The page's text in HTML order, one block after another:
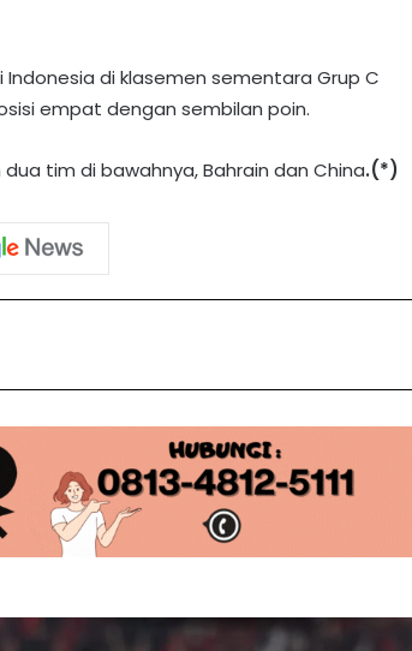
di klasemen sementara Grup C
empat dengan sembilan poin.
tim di bawahnya, Bahrain dan China.(*)
Megawati ‘Megatron’
Palestina di Pesta Juara Barcelona,
PSG Bungkam Bayern, Akankah
Arsenal Taklukan Benteng Atletico
Madrid Nanti Malam?
Hasil Bola Tadi Malam, Pesta Juara
Sociedad hingga Nasib Tottenham di
Dipermalukan Vietnam 0-3 di